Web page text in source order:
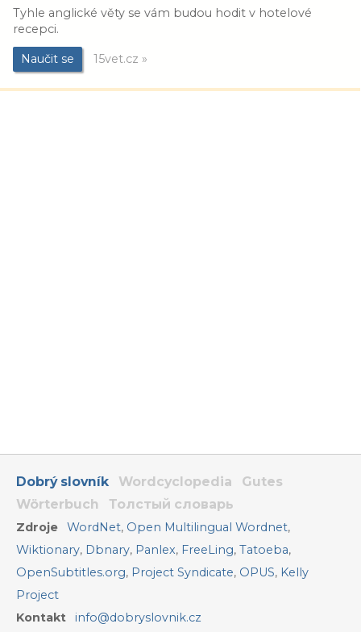
Tyhle anglické věty se vám budou hodit v hotelové
recepci.
Naučit se 15vet.cz »
Dobrý slovník Wordcyclopedia
Gutes
Wörterbuch
Толстый словарь
Zdroje WordNet, Open Multilingual Wordnet,
Wiktionary, Dbnary, Panlex, FreeLing, Tatoeba,
OpenSubtitles.org, Project Syndicate, OPUS, Kelly
Project
Kontakt
info@dobryslovnik.cz